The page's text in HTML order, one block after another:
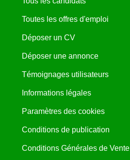
Toutes les offres d'emploi
Déposer un CV
Déposer une annonce
Témoignages utilisateurs
Informations légales
Paramètres des cookies
Conditions de publication
Conditions Générales de Vente